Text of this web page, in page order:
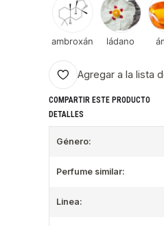
ambroxán ládano
Agregar a la lista
COMPARTIR ESTE PRODUCTO
DETALLES
Género:
Perfume similar:
Linea: